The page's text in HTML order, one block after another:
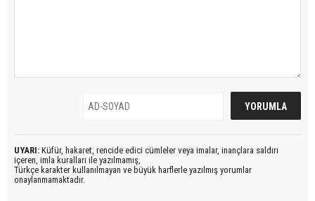
UYARI: Küfür, hakaret, rencide edici cümleler veya imalar, inançlara saldırı
içeren, imla kuralları ile yazılmamış,
Türkçe karakter kullanılmayan ve büyük harflerle yazılmış yorumlar
onaylanmamaktadır.